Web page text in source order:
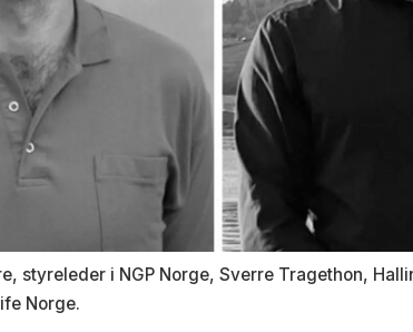
styreleder i NGP Norge, Sverre Tragethon,
Norge.